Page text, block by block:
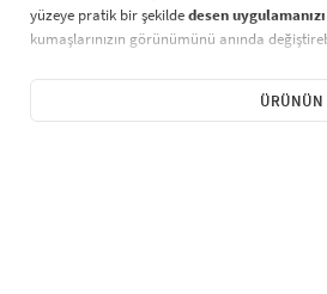
yüzeye pratik bir şekildedesen uygulamanızı
kumaşlarınızın görünümünü anında
sabitleyip, istediğiniz renklerle boyama
boyama seti ile yaratıcı projeler
tekniği, her türlü yüzeyde
ÜRÜNÜN